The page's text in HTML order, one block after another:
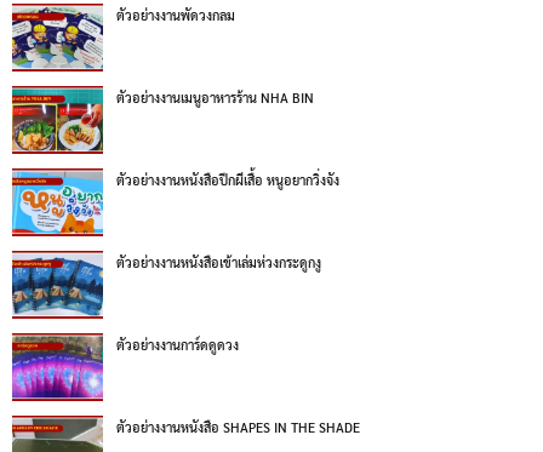
ตัวอย่างงานพัดวงกลม
ตัวอย่างงานเมนูอาหารร้าน NHA BIN
ตัวอย่างงานหนังสือปีกผีเสื้อ หนูอยากวิ่งจัง
ตัวอย่างงานหนังสือเข้าเล่มห่วงกระดูกงู
ตัวอย่างงานการ์ดดูดวง
ตัวอย่างงานหนังสือ SHAPES IN THE SHADE